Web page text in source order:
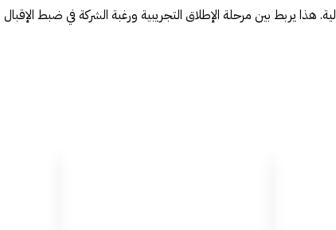
هذا يربط بين مرحلة الإطلاق التجريبية ورغبة الشركة في ضبط الإقبال